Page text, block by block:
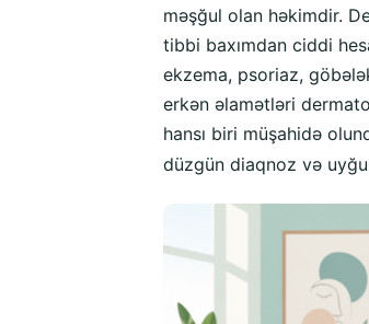
məşğul olan həkimdir.
tibbi baxımdan ciddi
ekzema, psoriaz,
erkən əlamətləri
hansı biri müşahidə
düzgün diaqnoz və